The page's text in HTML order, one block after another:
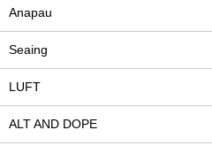
Anapau
Seaing
LUFT
ALT AND DOPE